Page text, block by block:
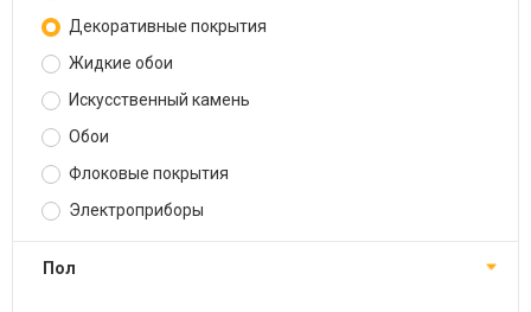
Декоративные покрытия
Жидкие обои
Искусственный камень
Обои
Флоковые покрытия
Электроприборы
Пол